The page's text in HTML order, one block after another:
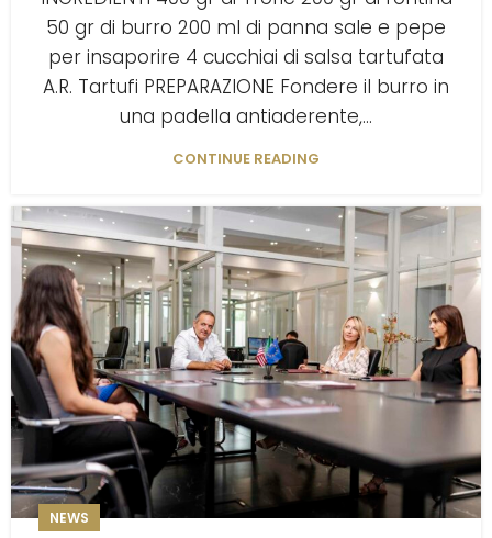
50 gr di burro 200 ml di panna sale e pepe
per insaporire 4 cucchiai di salsa tartufata
A.R. Tartufi PREPARAZIONE Fondere il burro in
una padella antiaderente,...
CONTINUE READING
NEWS